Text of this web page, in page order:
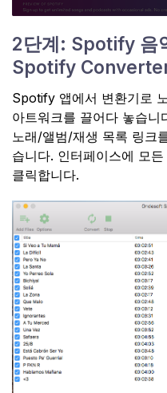
2단계: Spotify 음
Spotify Converter
Spotify 앱에서 변환기로
아트워크를 끌어다 놓습니
노래/앨범/재생 목록 링크
습니다. 인터페이스에 모
클릭합니다.